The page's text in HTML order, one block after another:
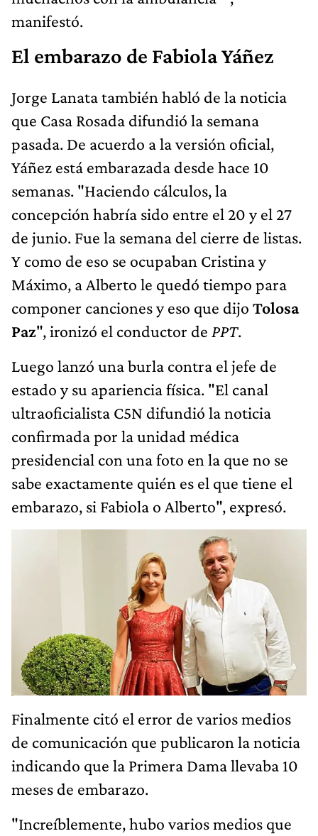
manifestó.
El embarazo de Fabiola Yáñez
Jorge Lanata también habló de la noticia
que Casa Rosada difundió la semana
pasada. De acuerdo a la versión oficial,
Yáñez está embarazada desde hace 10
semanas. "Haciendo cálculos, la
concepción habría sido entre el 20 y el 27
de junio. Fue la semana del cierre de listas.
Y como de eso se ocupaban Cristina y
Máximo, a Alberto le quedó tiempo para
componer canciones y eso que dijo Tolosa
Paz", ironizó el conductor de PPT.
Luego lanzó una burla contra el jefe de
estado y su apariencia física. "El canal
ultraoficialista C5N difundió la noticia
confirmada por la unidad médica
presidencial con una foto en la que no se
sabe exactamente quién es el que tiene el
embarazo, si Fabiola o Alberto", expresó.
Finalmente citó el error de varios medios
de comunicación que publicaron la noticia
indicando que la Primera Dama llevaba 10
meses de embarazo.
"Increíblemente, hubo varios medios que